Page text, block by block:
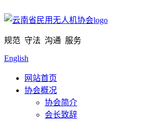
规范 守法 沟通 服务
English
网站首页
协会概况
协会简介
会长致辞